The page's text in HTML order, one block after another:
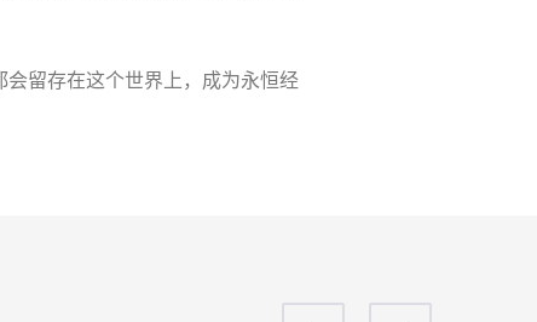
留存在这个世界上，成为永恒经